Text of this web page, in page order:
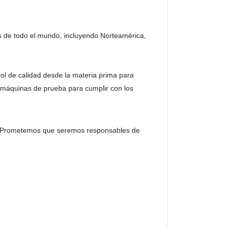
todo el mundo, incluyendo Norteamérica,
de calidad desde la materia prima para
de prueba para cumplir con los
que seremos responsables de